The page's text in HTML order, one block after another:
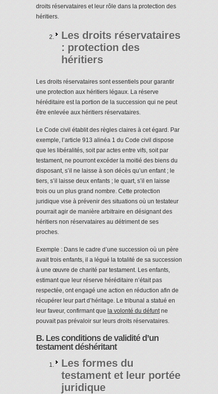
droits réservataires et leur rôle dans la protection des
héritiers.
Les droits réservataires
: protection des
héritiers
Les droits réservataires sont essentiels pour garantir
une protection aux héritiers légaux. La réserve
héréditaire est la portion de la succession qui ne peut
être enlevée aux héritiers réservataires.
Le Code civil établit des règles claires à cet égard. Par
exemple, l’article 913 alinéa 1 du Code civil dispose
que les libéralités, soit par actes entre vifs, soit par
testament, ne pourront excéder la moitié des biens du
disposant, s’il ne laisse à son décès qu’un enfant ; le
tiers, s’il laisse deux enfants ; le quart, s’il en laisse
trois ou un plus grand nombre. Cette protection
juridique vise à prévenir des situations où un testateur
pourrait agir de manière arbitraire en désignant des
héritiers non réservataires au détriment de ses
proches.
Exemple : Dans le cadre d’une succession où un père
avait trois enfants, il a légué la totalité de sa succession
à une œuvre de charité par testament. Les enfants,
estimant que leur réserve héréditaire n’était pas
respectée, ont engagé une action en réduction afin de
récupérer leur part d’héritage. Le tribunal a statué en
leur faveur, confirmant que la volonté du défuntne
pouvait pas prévaloir sur leurs droits réservataires.
B. Les conditions de validité d’un
testament déshéritant
Les formes du
testament et leur portée
juridique